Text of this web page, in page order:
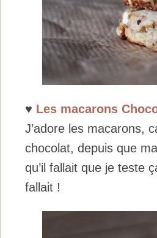
♥ Les macarons
J’adore les macarons,
chocolat, depuis que
qu’il fallait que je teste
fallait !